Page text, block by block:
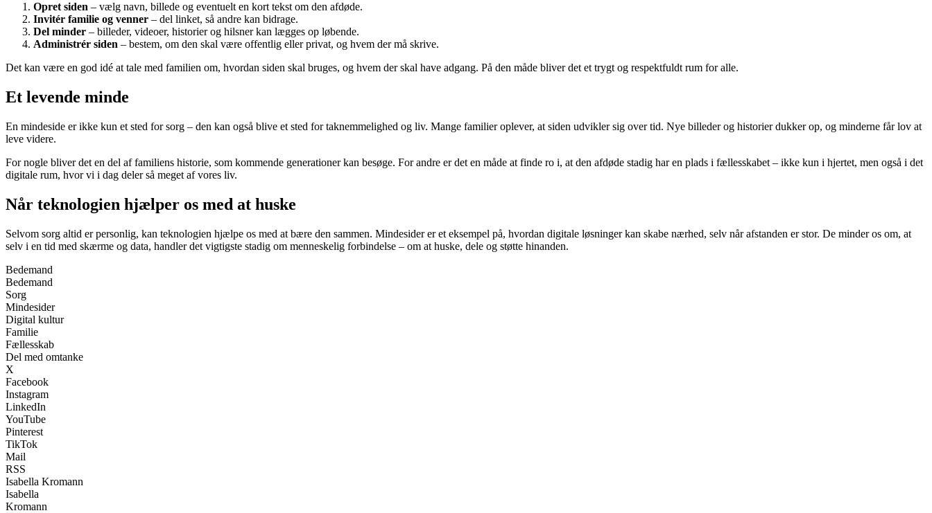
Opret siden – vælg navn, billede og eventuelt en kort tekst om den afdøde.
Invitér familie og venner – del linket, så andre kan bidrage.
Del minder – billeder, videoer, historier og hilsner kan lægges op løbende.
Administrér siden – bestem, om den skal være offentlig eller privat, og hvem der må skrive.
Det kan være en god idé at tale med familien om, hvordan siden skal bruges, og hvem der skal have adgang. På den måde bliver det et trygt og respektfuldt rum for alle.
Et levende minde
En mindeside er ikke kun et sted for sorg – den kan også blive et sted for taknemmelighed og liv. Mange familier oplever, at siden udvikler sig over tid. Nye billeder og historier dukker op, og minderne får lov at
leve videre.
For nogle bliver det en del af familiens historie, som kommende generationer kan besøge. For andre er det en måde at finde ro i, at den afdøde stadig har en plads i fællesskabet – ikke kun i hjertet, men også i det
digitale rum, hvor vi i dag deler så meget af vores liv.
Når teknologien hjælper os med at huske
Selvom sorg altid er personlig, kan teknologien hjælpe os med at bære den sammen. Mindesider er et eksempel på, hvordan digitale løsninger kan skabe nærhed, selv når afstanden er stor. De minder os om, at
selv i en tid med skærme og data, handler det vigtigste stadig om menneskelig forbindelse – om at huske, dele og støtte hinanden.
Bedemand
Bedemand
Sorg
Mindesider
Digital kultur
Familie
Fællesskab
Del med omtanke
X
Facebook
Instagram
LinkedIn
YouTube
Pinterest
TikTok
Mail
RSS
Isabella Kromann
Isabella
Kromann